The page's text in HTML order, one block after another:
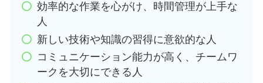
効率的な作業を心がけ、時間管理が上手な
人
新しい技術や知識の習得に意欲的な人
コミュニケーション能力が高く、チームワ
ークを大切にできる人